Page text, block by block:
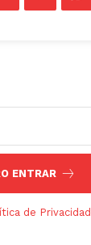
ENTRAR
de Privacidad